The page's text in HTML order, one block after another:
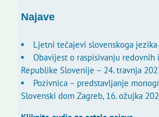
Najave
Ljetni tečajevi slovenskoga jezika
Obavijest o raspisivanju redovnih
Republike Slovenije – 24. travnja
Pozivnica – predstavljanje
Slovenski dom Zagreb, 16. ožujka